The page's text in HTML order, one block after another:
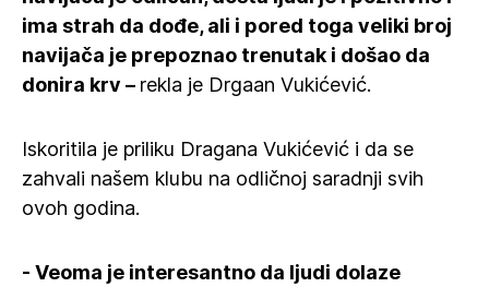
ima strah da dođe, ali i pored toga veliki broj
navijača je prepoznao trenutak i došao da
donira krv – rekla je Drgaan Vukićević.
Iskoritila je priliku Dragana Vukićević i da se
zahvali našem klubu na odličnoj saradnji svih
ovoh godina.
- Veoma je interesantno da ljudi dolaze